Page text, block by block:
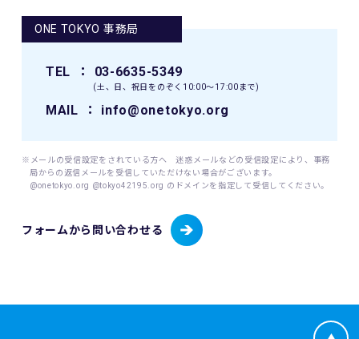
肖像、年齢、住所（国名、都道府県名または区市町村名）等
のテレビ・新聞・雑誌・SNS・インターネット等での掲載及
9. 本イベントの参加者が未成年の場合、親権者等法定代理人
11. 主催者は、必要と判断する場合いつでも本規約を変更で
宜の場所に掲示（及び登録されたメールアドレスへの通知
が）された時点からその効力を生じるものとみなされます。
フォームから問い合わせる
ONE TOKYO 事務局
TEL ： 03-6635-5349
(土、日、祝日をのぞく10:00〜17:00まで)
MAIL ： info@onetokyo.org
※メールの受信設定をされている方へ 迷惑メールなどの受信設定により、事務
局からの返信メールを受信していただけない場合がございます。
@onetokyo.org @tokyo42195.org のドメインを指定して受信してください。